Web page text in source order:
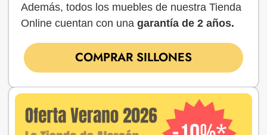
Además, todos los muebles de nuestra Tienda
Online cuentan con una garantía de 2 años.
COMPRAR SILLONES